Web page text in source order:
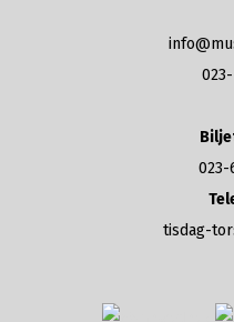
023-
tisdag-